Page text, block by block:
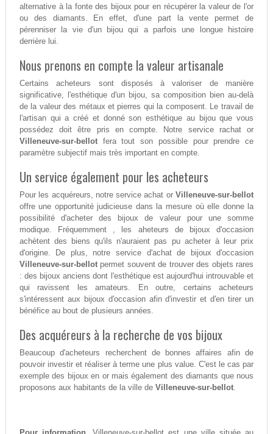
alternative à la fonte des bijoux pour en récupérer la valeur de l'or
ou des diamants. En effet, d'une part la vente permet de
pérenniser la vie d'un bijou qui a parfois une longue histoire
derrière lui.
Nous prenons en compte la valeur artisanale
Certains acheteurs sont disposés à valoriser de manière
significative, l'esthétique d'un bijou, sa composition bien au-delà
de la valeur des métaux et pierres qui la composent. Le travail de
l'artisan qui a créé et donné son esthétique au bijou que vous
possédez doit être pris en compte. Notre service rachat or
Villeneuve-sur-bellotfera tout son possible pour prendre ce
paramètre subjectif mais très important en compte.
Un service également pour les acheteurs
Pour les acquéreurs, notre service achat orVilleneuve-sur-bellot
offre une opportunité judicieuse dans la mesure où elle donne la
possibilité d'acheter des bijoux de valeur pour une somme
modique. Fréquemment , les aheteurs de bijoux d'occasion
achètent des biens qu'ils n'auraient pas pu acheter à leur prix
d'origine. De plus, notre service d'achat de bijoux d'occasion
Villeneuve-sur-bellotpermet souvent de trouver des objets rares
: des bijoux anciens dont l'esthétique est aujourd'hui introuvable et
qui ravissent les amateurs. En outre, certains acheteurs
s'intéressent aux bijoux d'occasion afin d'investir et d'en tirer un
bénéfice au bout de plusieurs années.
Des acquéreurs à la recherche de vos bijoux
Beaucoup d'acheteurs recherchent de bonnes affaires afin de
pouvoir investir et réaliser à terme une plus value. C'est le cas par
exemple des bijoux en or mais également des diamants que nous
proposons aux habitants de la ville de Villeneuve-sur-bellot.